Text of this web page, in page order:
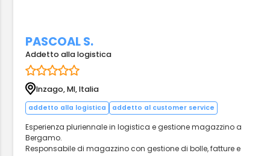
PASCOAL S.
Addetto alla logistica
Inzago, MI, Italia
addetto alla logistica addetto al customer service
Esperienza pluriennale in logistica e gestione magazzino a
Bergamo.
Responsabile di magazzino con gestione di bolle, fatture e